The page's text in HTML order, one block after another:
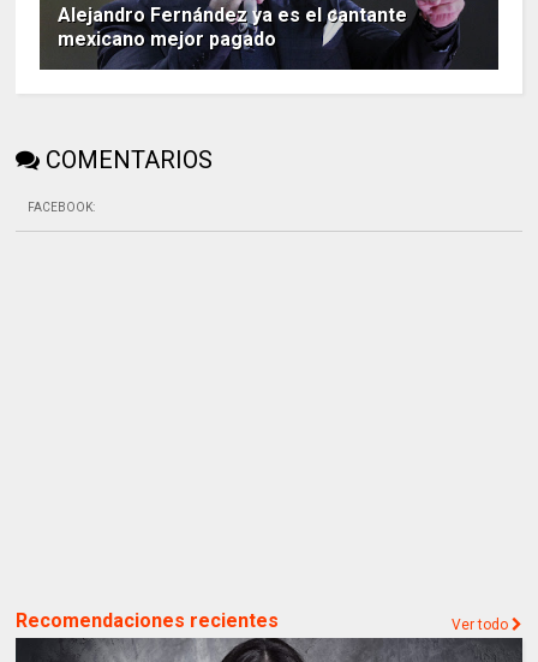
Alejandro Fernández ya es el cantante
mexicano mejor pagado
COMENTARIOS
FACEBOOK:
Recomendaciones recientes Ver todo